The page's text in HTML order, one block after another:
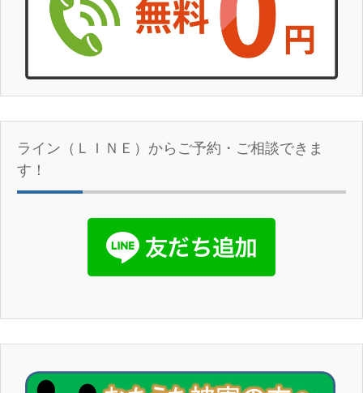
ライン（ＬＩＮＥ）からご予約・ご相談できま
す！